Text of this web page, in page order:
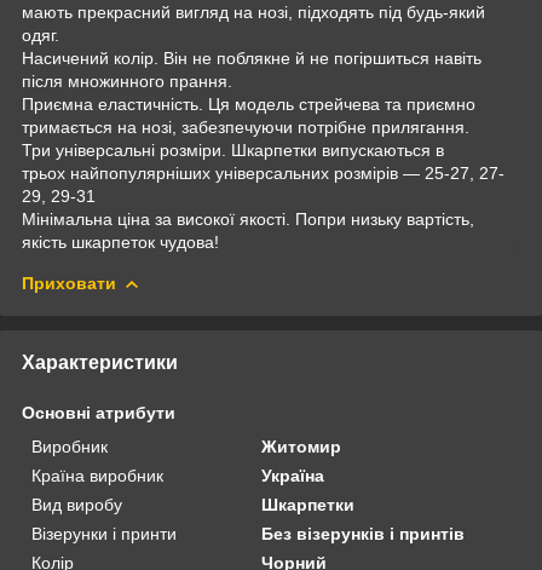
мають прекрасний вигляд на нозі, підходять під будь-який
одяг.
Насичений колір. Він не поблякне й не погіршиться навіть
після множинного прання.
Приємна еластичність. Ця модель стрейчева та приємно
тримається на нозі, забезпечуючи потрібне прилягання.
Три універсальні розміри. Шкарпетки випускаються в
трьох найпопулярніших універсальних розмірів — 25-27, 27-
29, 29-31
Мінімальна ціна за високої якості. Попри низьку вартість,
якість шкарпеток чудова!
Приховати
Характеристики
Основні атрибути
Виробник
Житомир
Країна виробник
Україна
Вид виробу
Шкарпетки
Візерунки і принти
Без візерунків і принтів
Колір
Чорний